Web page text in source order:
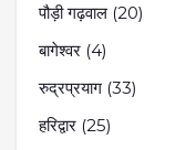
पौड़ी गढ़वाल (20)
बागेश्वर (4)
रुद्रप्रयाग (33)
हरिद्वार (25)